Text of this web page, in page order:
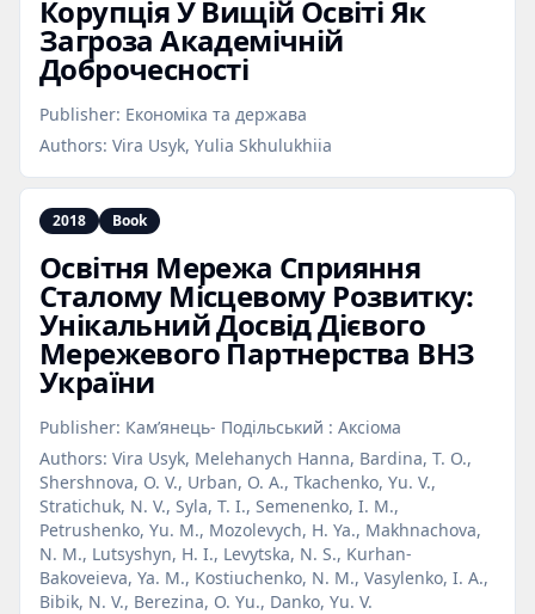
Корупція У Вищій Освіті Як
Загроза Академічній
Доброчесності
Publisher: Економіка та держава
Authors: Vira Usyk, Yulia Skhulukhiia
2018 Book
Освітня Мережа Сприяння
Сталому Місцевому Розвитку:
Унікальний Досвід Дієвого
Мережевого Партнерства ВНЗ
України
Publisher: Кам’янець- Подільський : Аксіома
Authors: Vira Usyk, Melehanych Hanna, Bardina, T. O.,
Shershnova, O. V., Urban, O. A., Tkachenko, Yu. V.,
Stratichuk, N. V., Syla, T. I., Semenenko, I. M.,
Petrushenko, Yu. M., Mozolevych, H. Ya., Makhnachova,
N. M., Lutsyshyn, H. I., Levytska, N. S., Kurhan-
Bakoveieva, Ya. M., Kostiuchenko, N. M., Vasylenko, I. A.,
Bibik, N. V., Berezina, O. Yu., Danko, Yu. V.